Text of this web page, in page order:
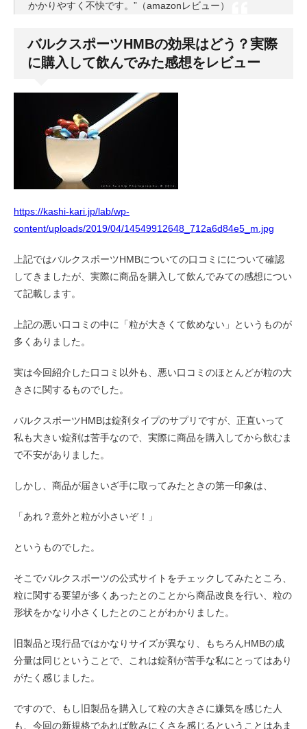
かかりやすく不快です。”（amazonレビュー）
バルクスポーツHMBの効果はどう？実際
に購入して飲んでみた感想をレビュー
https://kashi-kari.jp/lab/wp-
content/uploads/2019/04/14549912648_712a6d84e5_m.jpg
上記ではバルクスポーツHMBについての口コミにについて確認
してきましたが、実際に商品を購入して飲んでみての感想につい
て記載します。
上記の悪い口コミの中に「粒が大きくて飲めない」というものが
多くありました。
実は今回紹介した口コミ以外も、悪い口コミのほとんどが粒の大
きさに関するものでした。
バルクスポーツHMBは錠剤タイプのサプリですが、正直いって
私も大きい錠剤は苦手なので、実際に商品を購入してから飲むま
で不安がありました。
しかし、商品が届きいざ手に取ってみたときの第一印象は、
「あれ？意外と粒が小さいぞ！」
というものでした。
そこでバルクスポーツの公式サイトをチェックしてみたところ、
粒に関する要望が多くあったとのことから商品改良を行い、粒の
形状をかなり小さくしたとのことがわかりました。
旧製品と現行品ではかなりサイズが異なり、もちろんHMBの成
分量は同じということで、これは錠剤が苦手な私にとってはあり
がたく感じました。
ですので、もし旧製品を購入して粒の大きさに嫌気を感じた人
も、今回の新規格であれば飲みにくさを感じるということはあま